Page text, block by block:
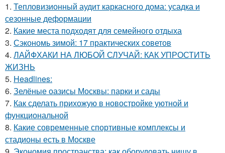
1. Тепловизионный аудит каркасного дома: усадка и
сезонные деформации
2. Какие места подходят для семейного отдыха
3. Сэкономь зимой: 17 практических советов
4. ЛАЙФХАКИ НА ЛЮБОЙ СЛУЧАЙ: КАК УПРОСТИТЬ
ЖИЗНЬ
5. Headlines:
6. Зелёные оазисы Москвы: парки и сады
7. Как сделать прихожую в новостройке уютной и
функциональной
8. Какие современные спортивные комплексы и
стадионы есть в Москве